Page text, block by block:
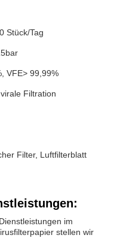
Stück/Tag
VFE> 99,99%
Filtration
Filter, Luftfilterblatt
im
stellen wir